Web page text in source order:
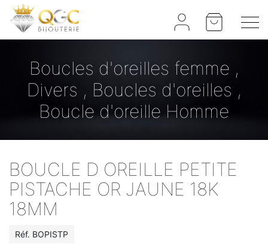
Boucles d'oreilles femme ,
Divers , Boucles d'oreilles ,
Boucle d'oreille Homme
BOUCLE D OREILLE PETITE
PISTACHE OR JAUNE 18K
18MM
Réf. BOPISTP
Panneau de gestion des cookies